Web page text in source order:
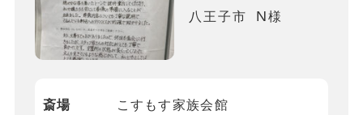
八王子市
N様
斎場 こすもす家族会館